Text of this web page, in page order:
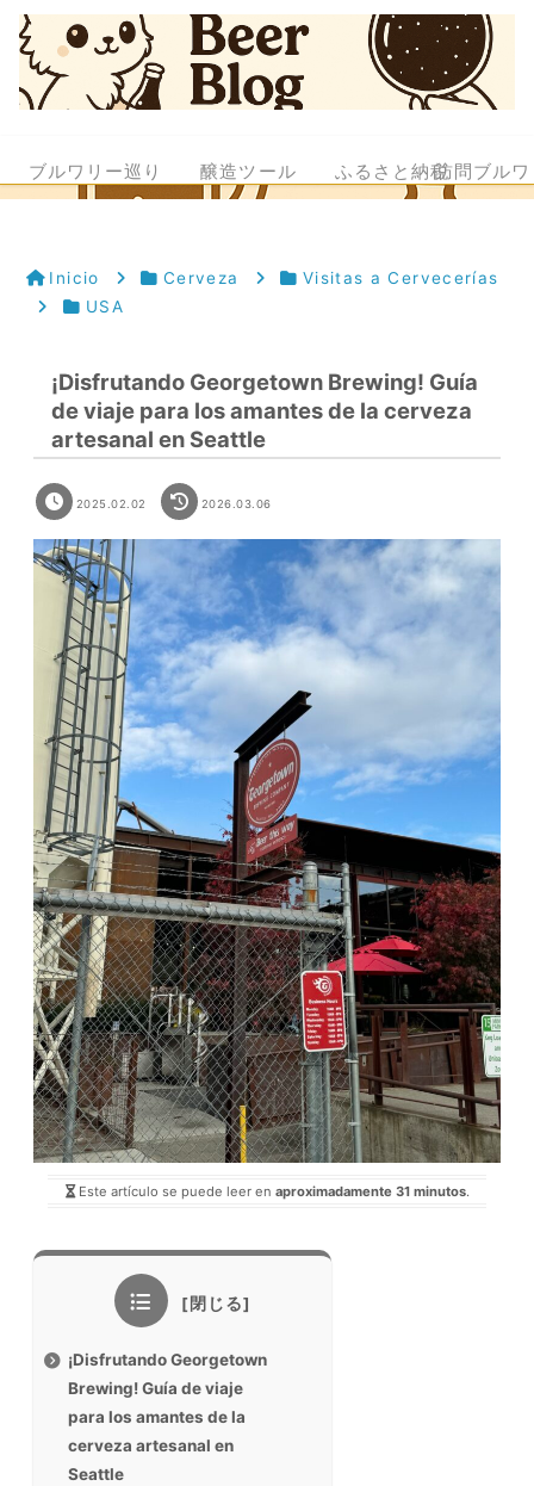
ブルワリー巡り 醸造ツール ふるさと納税訪問ブル
Inicio Cerveza
Visitas a Cervecerías
USA
¡Disfrutando Georgetown Brewing! Guía
de viaje para los amantes de la cerveza
artesanal en Seattle
2025.02.02 2026.03.06
Este artículo se puede leer en aproximadamente 31 minutos.
¡Disfrutando Georgetown
Brewing! Guía de viaje
para los amantes de la
cerveza artesanal en
Seattle